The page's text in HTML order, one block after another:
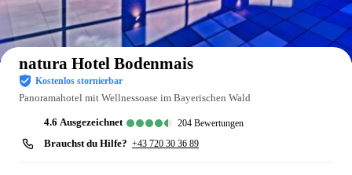
Auf der Karte anzeigen
natura Hotel Bodenmais
Kostenlos stornierbar
Panoramahotel mit Wellnessoase im Bayerischen Wald
4.6 ausgezeichnet 204 Bewertungen
Brauchst du Hilfe? +43 720 30 36 89